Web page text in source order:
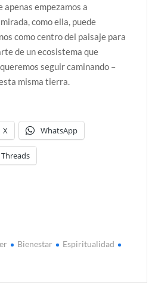
empezamos a
como ella, puede
como centro del paisaje para
de un ecosistema que
seguir caminando –
misma tierra.
X WhatsApp
Threads
Bienestar
Espiritualidad